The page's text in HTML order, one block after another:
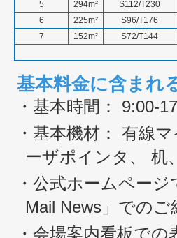
5 294m² S112/T230
6
225m² S96/T176
7
152m² S72/T144
基本料金に含まれ
・基本時間： 9:00-
・基本機材： 有線
ーザポインタ、 机
・公式ホームペー
Mail News」での
・会場案内看板での